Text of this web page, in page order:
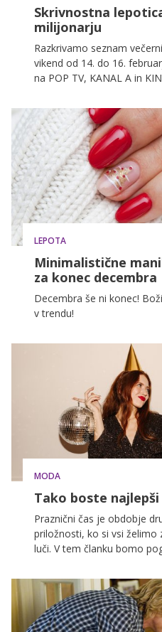
Skrivnostna
milijonarju
Razkrivamo seznam
vikend od 14. do 16.
na POP TV, KANAL A in
LEPOTA
Minimalistične
za konec decembra
Decembra še ni konec!
v trendu!
MODA
Tako boste najlepši
Praznični čas je obdobje
priložnosti, ko si vsi želimo
luči. V tem članku bomo
izstopali in se počutili